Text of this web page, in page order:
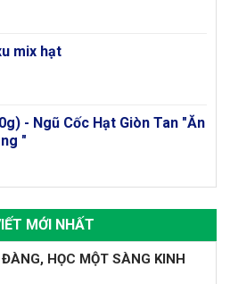
mix hạt
- Ngũ Cốc Hạt Giòn Tan "Ăn
"
MỚI NHẤT
HỌC MỘT SÀNG KINH